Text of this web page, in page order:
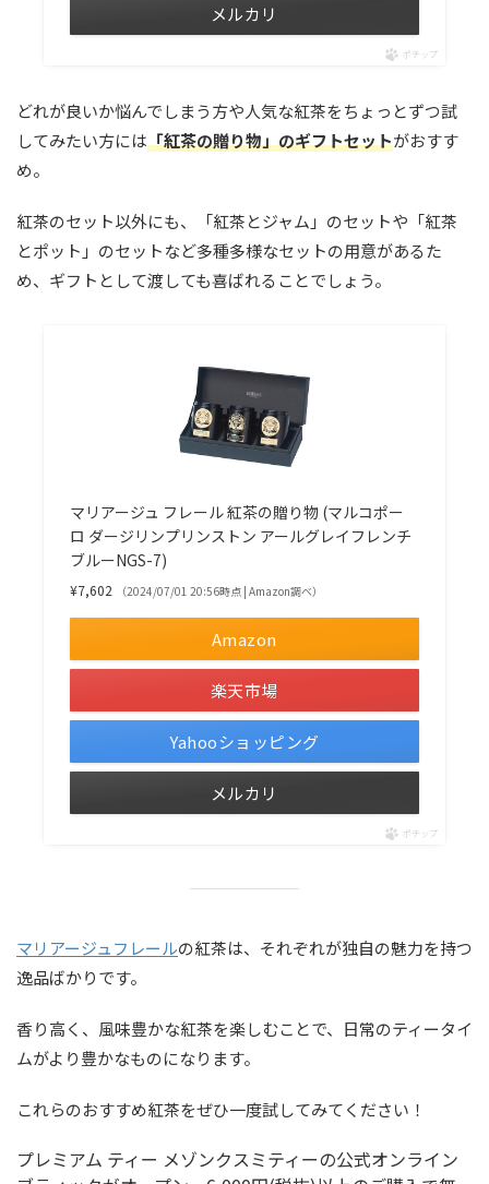
メルカリ
ポチップ
どれが良いか悩んでしまう方や人気な紅茶をちょっとずつ試
してみたい方には「紅茶の贈り物」のギフトセットがおすす
め。
紅茶のセット以外にも、「紅茶とジャム」のセットや「紅茶
とポット」のセットなど多種多様なセットの用意があるた
め、ギフトとして渡しても喜ばれることでしょう。
マリアージュ フレール 紅茶の贈り物 (マルコポー
ロ ダージリンプリンストン アールグレイフレンチ
ブルーNGS-7)
¥7,602 （2024/07/01 20:56時点 | Amazon調べ）
Amazon
楽天市場
Yahooショッピング
メルカリ
ポチップ
マリアージュフレールの紅茶は、それぞれが独自の魅力を持つ
逸品ばかりです。
香り高く、風味豊かな紅茶を楽しむことで、日常のティータイ
ムがより豊かなものになります。
これらのおすすめ紅茶をぜひ一度試してみてください！
プレミアム ティー メゾンクスミティーの公式オンライン